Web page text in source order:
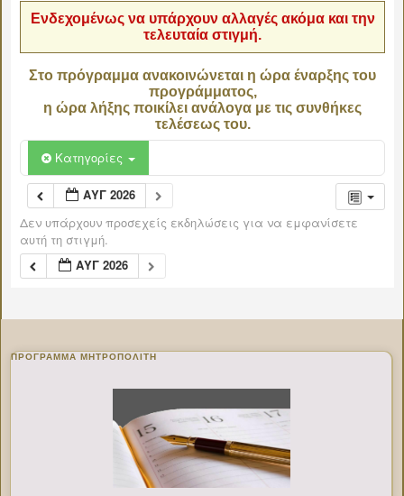
Ενδεχομένως να υπάρχουν αλλαγές ακόμα και την
τελευταία στιγμή.
Στο πρόγραμμα ανακοινώνεται η ώρα έναρξης του
προγράμματος,
η ώρα λήξης ποικίλει ανάλογα με τις συνθήκες
τελέσεως του.
Κατηγορίες
ΑΥΓ 2026
Δεν υπάρχουν προσεχείς εκδηλώσεις για να εμφανίσετε
αυτή τη στιγμή.
ΑΥΓ 2026
ΠΡΌΓΡΑΜΜΑ ΜΗΤΡΟΠΟΛΊΤΗ